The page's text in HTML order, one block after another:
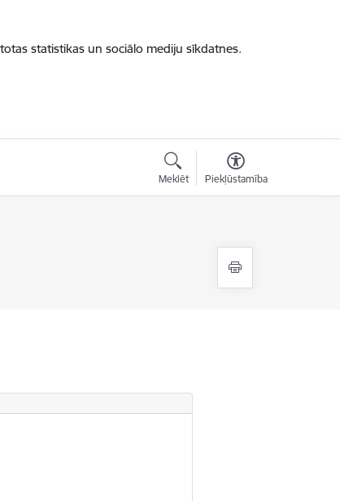
statistikas un sociālo mediju sīkdatnes.
Meklēt Piekļūstamība